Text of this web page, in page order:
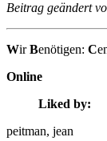
Beitrag geändert
WirBenötigen: C
Online
Liked by:
peitman, jean